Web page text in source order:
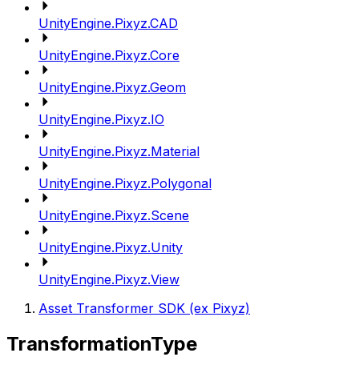
UnityEngine.Pixyz.CAD
UnityEngine.Pixyz.Core
UnityEngine.Pixyz.Geom
UnityEngine.Pixyz.IO
UnityEngine.Pixyz.Material
UnityEngine.Pixyz.Polygonal
UnityEngine.Pixyz.Scene
UnityEngine.Pixyz.Unity
UnityEngine.Pixyz.View
Asset Transformer SDK (ex Pixyz)
TransformationType